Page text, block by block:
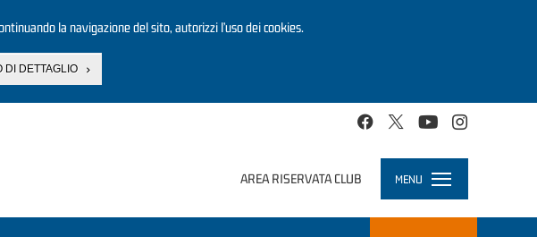
la navigazione del sito, autorizzi l’uso dei cookies.
DI DETTAGLIO
AREA RISERVATA CLUB MENU
Toggle
navigation